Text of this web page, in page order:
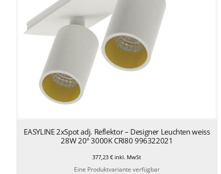
EASYLINE 2xSpot adj. Reflektor – Designer Leuchten weiss
28W 20° 3000K CRI80 996322021
377,23€ inkl. MwSt
Eine Produktvariante verfügbar